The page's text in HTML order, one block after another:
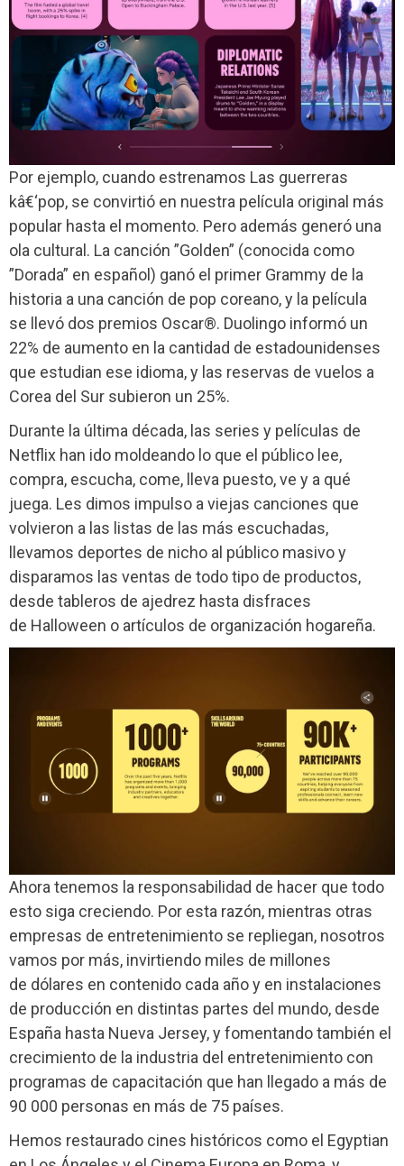
Por ejemplo, cuando estrenamos Las guerreras
kâ€‘pop, se convirtió en nuestra película original más
popular hasta el momento. Pero además generó una
ola cultural. La canción ”Golden” (conocida como
”Dorada” en español) ganó el primer Grammy de la
historia a una canción de pop coreano, y la película
se llevó dos premios Oscar®. Duolingo informó un
22% de aumento en la cantidad de estadounidenses
que estudian ese idioma, y las reservas de vuelos a
Corea del Sur subieron un 25%.
Durante la última década, las series y películas de
Netflix han ido moldeando lo que el público lee,
compra, escucha, come, lleva puesto, ve y a qué
juega. Les dimos impulso a viejas canciones que
volvieron a las listas de las más escuchadas,
llevamos deportes de nicho al público masivo y
disparamos las ventas de todo tipo de productos,
desde tableros de ajedrez hasta disfraces
de Halloween o artículos de organización hogareña.
Ahora tenemos la responsabilidad de hacer que todo
esto siga creciendo. Por esta razón, mientras otras
empresas de entretenimiento se repliegan, nosotros
vamos por más, invirtiendo miles de millones
de dólares en contenido cada año y en instalaciones
de producción en distintas partes del mundo, desde
España hasta Nueva Jersey, y fomentando también el
crecimiento de la industria del entretenimiento con
programas de capacitación que han llegado a más de
90 000 personas en más de 75 países.
Hemos restaurado cines históricos como el Egyptian